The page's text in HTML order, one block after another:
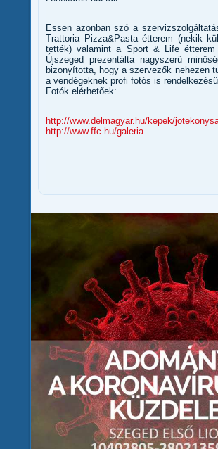
Essen azonban szó a
Trattoria Pizza&Pasta étterem (nekik
tették) valamint a Sport & Life
Újszeged prezentálta nagyszerű
bizonyította, hogy a szervezők nehezen
a vendégeknek profi fotós is
Fotók elérhetőek:
http://www.delmagyar.hu/kepek/
http://www.ffc.hu/galeria